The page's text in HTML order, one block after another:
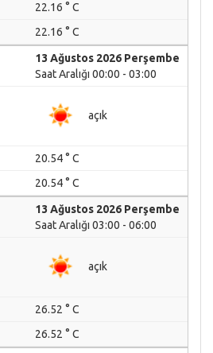
22.16 ° C
22.16 ° C
13 Ağustos 2026 Perşembe
Saat Aralığı 00:00 - 03:00
açık
20.54 ° C
20.54 ° C
13 Ağustos 2026 Perşembe
Saat Aralığı 03:00 - 06:00
açık
26.52 ° C
26.52 ° C